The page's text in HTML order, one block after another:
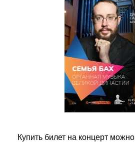
Купить билет на концерт можно